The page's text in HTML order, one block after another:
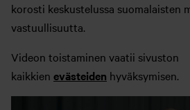
korosti keskustelussa suomalaisten
vastuullisuutta.
Videon toistaminen vaatii sivuston
kaikkien evästeiden hyväksymisen.